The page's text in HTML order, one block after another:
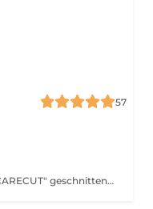
57
Auf Wunsch wird Ihr Haar mit "THE CARECUT" geschnitten, Aufpreis: +10€ Informationsvideo "THE CARECUT" oben Video anklicken